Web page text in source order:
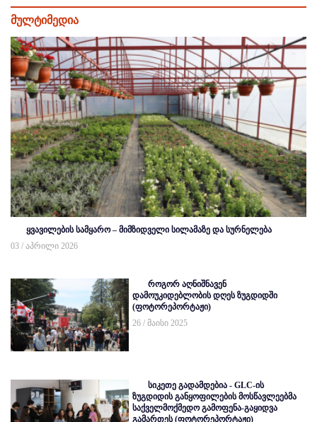
მულტიმედია
ყვავილების სამყარო – მიმზიდველი სილამაზე და სურნელება
03 / აპრილი 2026
როგორ აღნიშნავენ
დამოუკიდებლობის დღეს ზუგდიდში
(ფოტორეპორტაჟი)
26 / მაისი 2025
სიკეთე გადამდებია - GLC-ის
ზუგდიდის განყოფილების მოსწავლეებმა
საქველმოქმედო გამოფენა-გაყიდვა
გამართეს (ფოტორეპორტაჟი)